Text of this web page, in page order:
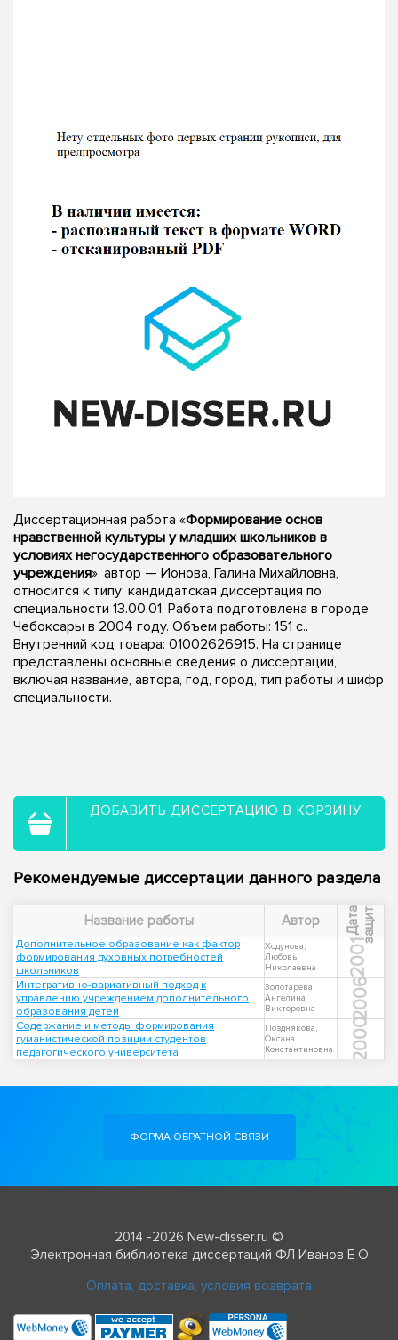
Диссертационная работа «Формирование основ
нравственной культуры у младших школьников в
условиях негосударственного образовательного
учреждения», автор — Ионова, Галина Михайловна,
относится к типу: кандидатская диссертация по
специальности 13.00.01. Работа подготовлена в городе
Чебоксары в 2004 году. Объем работы: 151 с..
Внутренний код товара: 01002626915. На странице
представлены основные сведения о диссертации,
включая название, автора, год, город, тип работы и шифр
специальности.
ДОБАВИТЬ ДИССЕРТАЦИЮ В КОРЗИНУ
Рекомендуемые диссертации данного раздела
Название работы Автор Д
а
т
а
з
а
щ
и
т ы
Дополнительное образование как фактор
формирования духовных потребностей
школьников
Ходунова,
Любовь
Николаевна
2001
Интегративно-вариативный подход к
управлению учреждением дополнительного
образования детей
Золотарева,
Ангелина
Викторовна
2006
Содержание и методы формирования
гуманистической позиции студентов
педагогического университета
Позднякова,
Оксана
Константиновна
2000
ФОРМА ОБРАТНОЙ СВЯЗИ
2014 -2026 New-disser.ru ©
Электронная библиотека диссертаций ФЛ Иванов Е О
Оплата, доставка, условия возврата